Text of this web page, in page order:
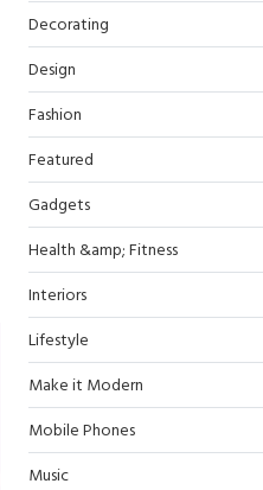
Decorating
Design
Fashion
Featured
Gadgets
Health &amp; Fitness
Interiors
Lifestyle
Make it Modern
Mobile Phones
Music